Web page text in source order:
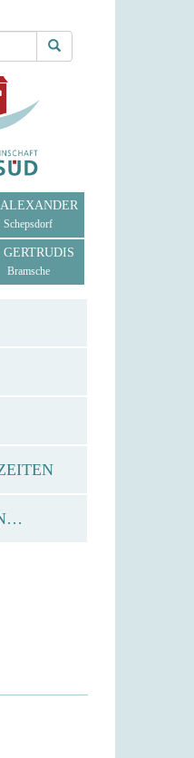
ALEXANDER
Schepsdorf
GERTRUDIS
Bramsche